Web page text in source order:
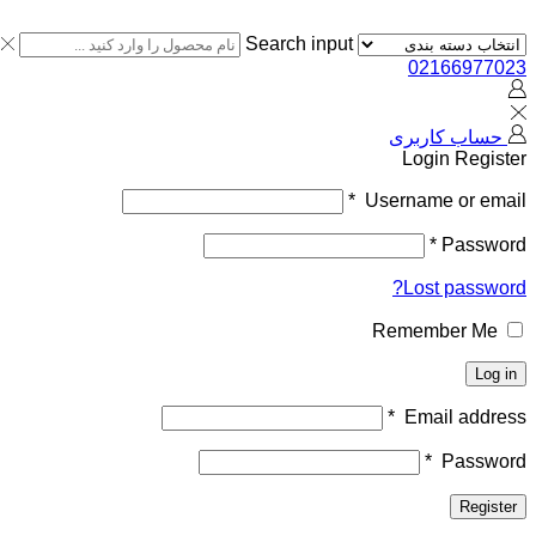
Search input
02166977023
حساب کاربری
Login Register
Username or email
*
Password
*
Lost password?
Remember Me
Log in
Email address
*
Password
*
Register